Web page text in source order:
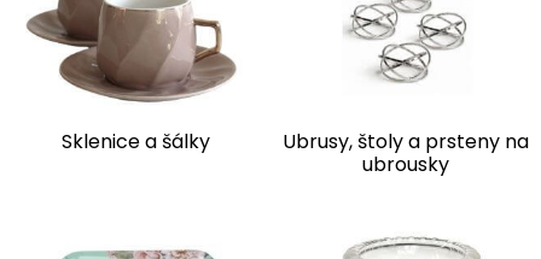
Sklenice a šálky
Ubrusy, štoly a prsteny na
ubrousky